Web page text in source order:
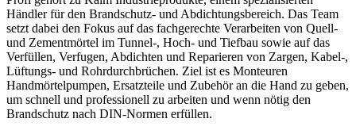
Händler für den Brandschutz- und Abdichtungsbereich. Das Team
setzt dabei den Fokus auf das fachgerechte Verarbeiten von Quell-
und Zementmörtel im Tunnel-, Hoch- und Tiefbau sowie auf das
Verfüllen, Verfugen, Abdichten und Reparieren von Zargen, Kabel-,
Lüftungs- und Rohrdurchbrüchen. Ziel ist es Monteuren
Handmörtelpumpen, Ersatzteile und Zubehör an die Hand zu geben,
um schnell und professionell zu arbeiten und wenn nötig den
Brandschutz nach DIN-Normen erfüllen.